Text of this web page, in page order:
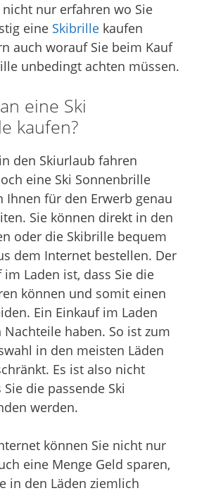
nur erfahren wo Sie
eine Skibrille kaufen
auch worauf Sie beim Kauf
unbedingt achten müssen.
eine Ski
kaufen?
den Skiurlaub fahren
eine Ski Sonnenbrille
Ihnen für den Erwerb genau
Sie können direkt in den
oder die Skibrille bequem
dem Internet bestellen. Der
Laden ist, dass Sie die
können und somit einen
Ein Einkauf im Laden
Nachteile haben. So ist zum
in den meisten Läden
Es ist also nicht
die passende Ski
werden.
können Sie nicht nur
eine Menge Geld sparen,
in den Läden ziemlich